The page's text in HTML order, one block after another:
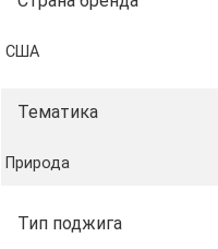
США
Тематика
Природа
Тип поджига